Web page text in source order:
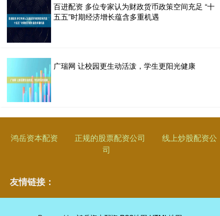
百进配资 多位专家认为财政货币政策空间充足 “十
五五”时期经济增长蕴含多重机遇
广瑞网 让校园更生动活泼，学生更阳光健康
鸿岳资本配资 正规的股票配资公司
线上炒股配资公
司
友情链接：